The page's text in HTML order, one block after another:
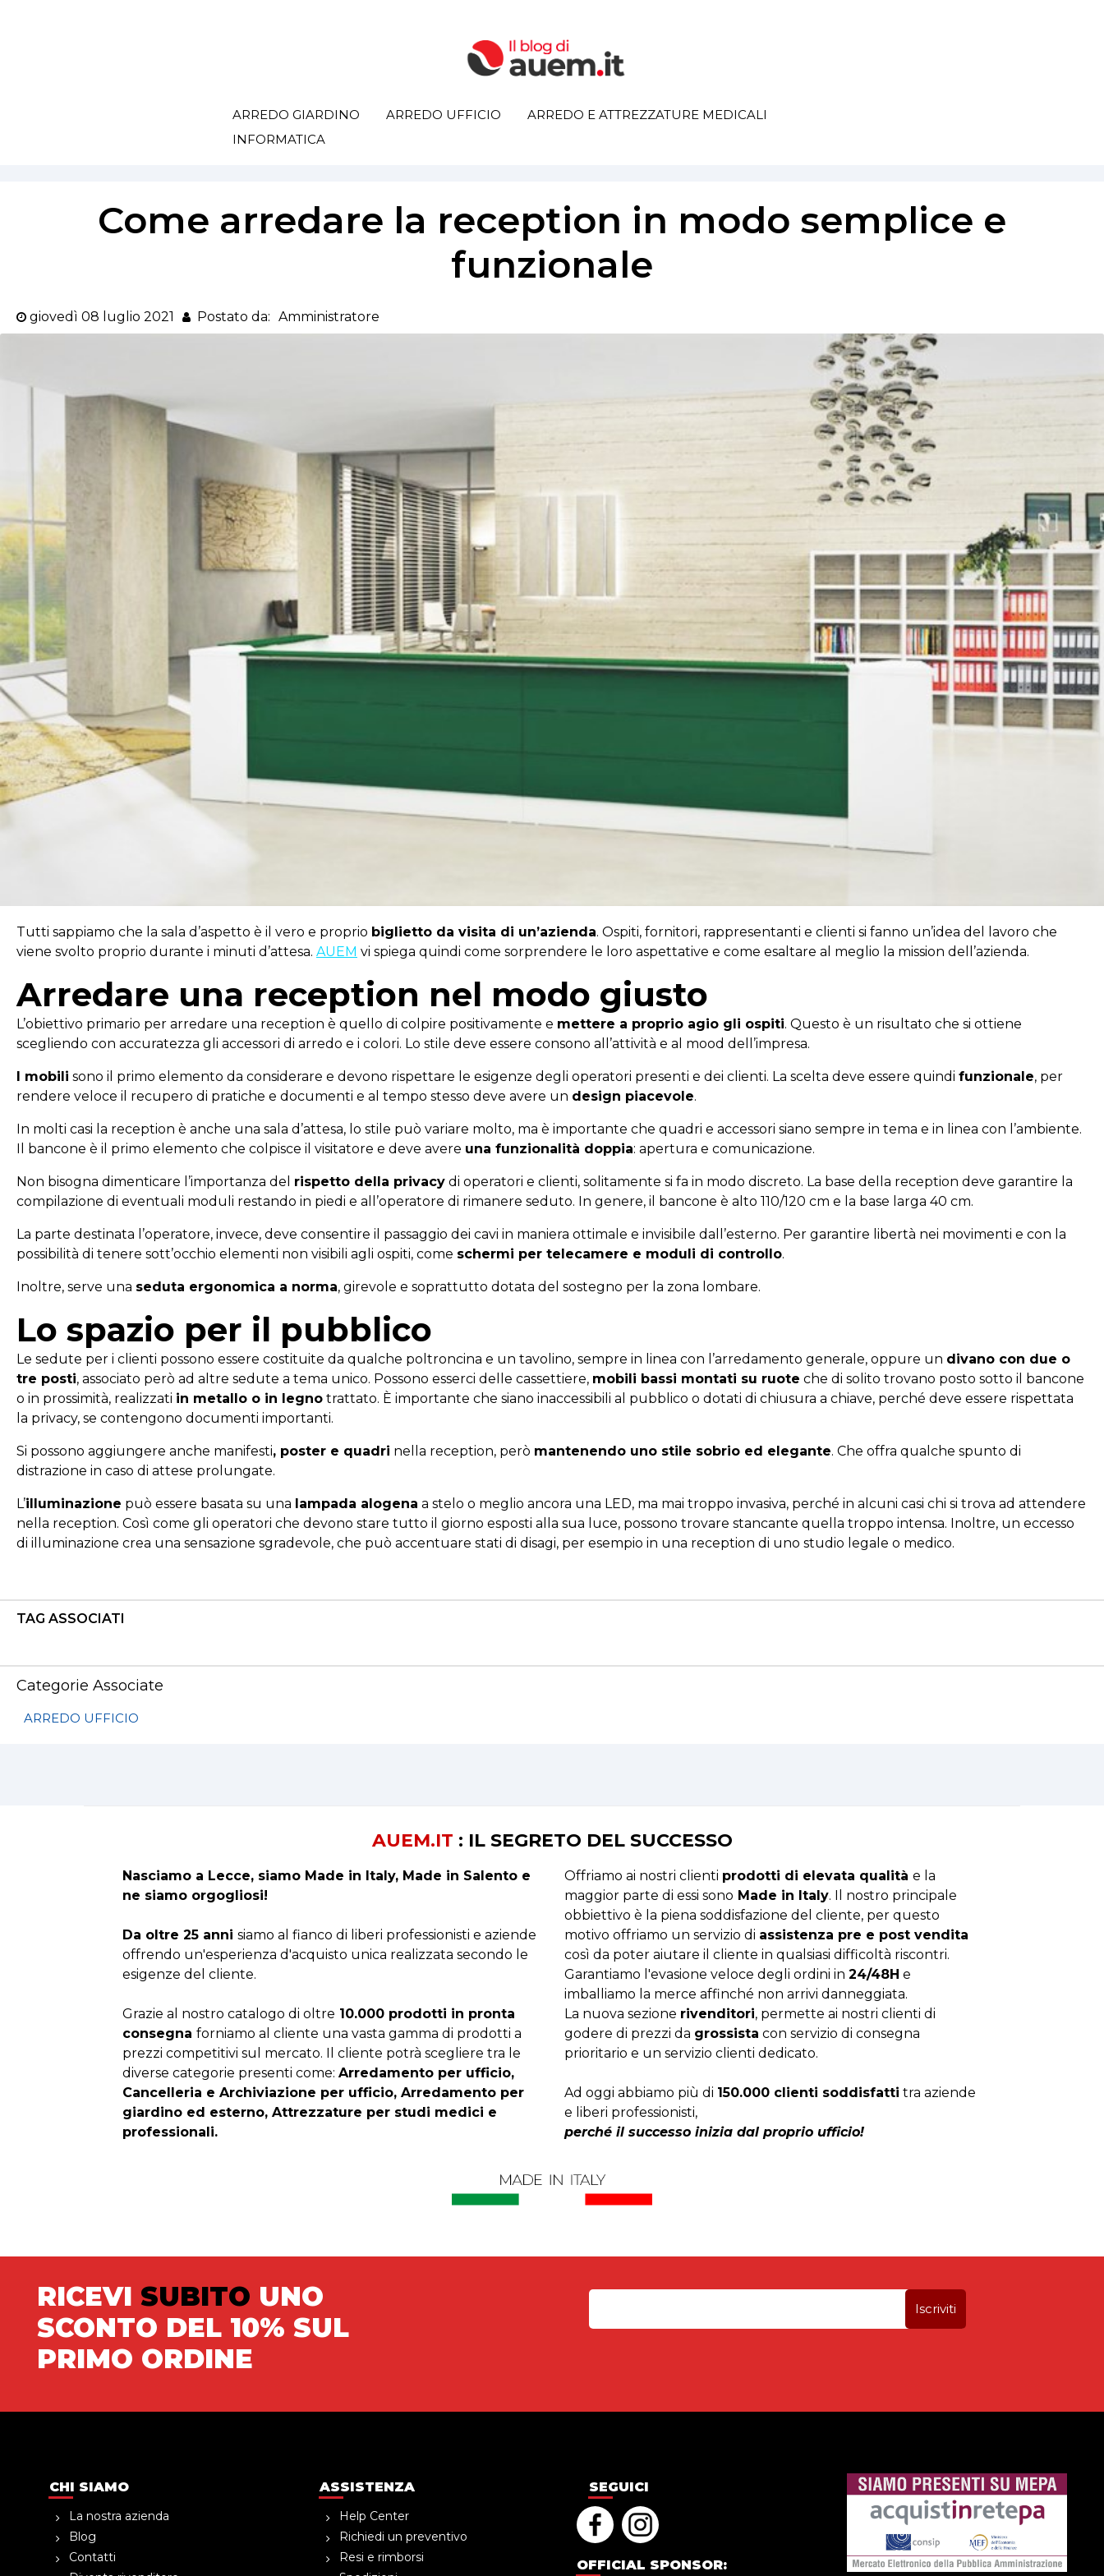
ARREDO GIARDINO ARREDO UFFICIO
ARREDO E ATTREZZATURE MEDICALI
INFORMATICA
Come arredare la reception in modo semplice e
funzionale
giovedì 08 luglio 2021 Postato da: Amministratore
Tutti sappiamo che la sala d’aspetto è il vero e proprio biglietto da visita di un’azienda. Ospiti, fornitori, rappresentanti e clienti si fanno un’idea del lavoro che
viene svolto proprio durante i minuti d’attesa. AUEM vi spiega quindi come sorprendere le loro aspettative e come esaltare al meglio la mission dell’azienda.
Arredare una reception nel modo giusto
L’obiettivo primario per arredare una reception è quello di colpire positivamente e mettere a proprio agio gli ospiti. Questo è un risultato che si ottiene
scegliendo con accuratezza gli accessori di arredo e i colori. Lo stile deve essere consono all’attività e al mood dell’impresa.
I mobili sono il primo elemento da considerare e devono rispettare le esigenze degli operatori presenti e dei clienti. La scelta deve essere quindi funzionale, per
rendere veloce il recupero di pratiche e documenti e al tempo stesso deve avere un design piacevole.
In molti casi la reception è anche una sala d’attesa, lo stile può variare molto, ma è importante che quadri e accessori siano sempre in tema e in linea con l’ambiente.
Il bancone è il primo elemento che colpisce il visitatore e deve avere una funzionalità doppia: apertura e comunicazione.
Non bisogna dimenticare l’importanza del rispetto della privacy di operatori e clienti, solitamente si fa in modo discreto. La base della reception deve garantire la
compilazione di eventuali moduli restando in piedi e all’operatore di rimanere seduto. In genere, il bancone è alto 110/120 cm e la base larga 40 cm.
La parte destinata l’operatore, invece, deve consentire il passaggio dei cavi in maniera ottimale e invisibile dall’esterno. Per garantire libertà nei movimenti e con la
possibilità di tenere sott’occhio elementi non visibili agli ospiti, come schermi per telecamere e moduli di controllo.
Inoltre, serve una seduta ergonomica a norma, girevole e soprattutto dotata del sostegno per la zona lombare.
Lo spazio per il pubblico
Le sedute per i clienti possono essere costituite da qualche poltroncina e un tavolino, sempre in linea con l’arredamento generale, oppure un divano con due o
tre posti, associato però ad altre sedute a tema unico. Possono esserci delle cassettiere, mobili bassi montati su ruote che di solito trovano posto sotto il bancone
o in prossimità, realizzati in metallo o in legno trattato. È importante che siano inaccessibili al pubblico o dotati di chiusura a chiave, perché deve essere rispettata
la privacy, se contengono documenti importanti.
Si possono aggiungere anche manifesti, poster e quadri nella reception, però mantenendo uno stile sobrio ed elegante. Che offra qualche spunto di
distrazione in caso di attese prolungate.
L’illuminazione può essere basata su una lampada alogena a stelo o meglio ancora una LED, ma mai troppo invasiva, perché in alcuni casi chi si trova ad attendere
nella reception. Così come gli operatori che devono stare tutto il giorno esposti alla sua luce, possono trovare stancante quella troppo intensa. Inoltre, un eccesso
di illuminazione crea una sensazione sgradevole, che può accentuare stati di disagi, per esempio in una reception di uno studio legale o medico.
TAG ASSOCIATI
Categorie Associate
ARREDO UFFICIO
AUEM.IT : IL SEGRETO DEL SUCCESSO
Nasciamo a Lecce, siamo Made in Italy, Made in Salento e
ne siamo orgogliosi!
Da oltre 25 annisiamo al fianco di liberi professionisti e aziende
offrendo un'esperienza d'acquisto unica realizzata secondo le
esigenze del cliente.
Grazie al nostro catalogo di oltre 10.000 prodotti in pronta
consegnaforniamo al cliente una vasta gamma di prodotti a
prezzi competitivi sul mercato. Il cliente potrà scegliere tra le
diverse categorie presenti come:Arredamento per ufficio,
Cancelleria e Archiviazione per ufficio, Arredamento per
giardino ed esterno, Attrezzature per studi medici e
professionali.
Offriamo ai nostri clienti prodotti di elevata qualità e la
maggior parte di essi sono Made in Italy. Il nostro principale
obbiettivo è la piena soddisfazione del cliente, per questo
motivo offriamo un servizio di assistenza pre e post vendita
così da poter aiutare il cliente in qualsiasi difficoltà riscontri.
Garantiamo l'evasione veloce degli ordini in 24/48H e
imballiamo la merce affinché non arrivi danneggiata.
La nuova sezione rivenditori, permette ai nostri clienti di
godere di prezzi da grossista con servizio di consegna
prioritario e un servizio clienti dedicato.
Ad oggi abbiamo più di 150.000 clienti soddisfatti tra aziende
e liberi professionisti,
perché il successo inizia dal proprio ufficio!
RICEVI SUBITO UNO
SCONTO DEL 10% SUL
PRIMO ORDINE
CHI SIAMO
La nostra azienda
Blog
Contatti
ASSISTENZA
Help Center
Richiedi un preventivo
Resi e rimborsi
SEGUICI
OFFICIAL SPONSOR: